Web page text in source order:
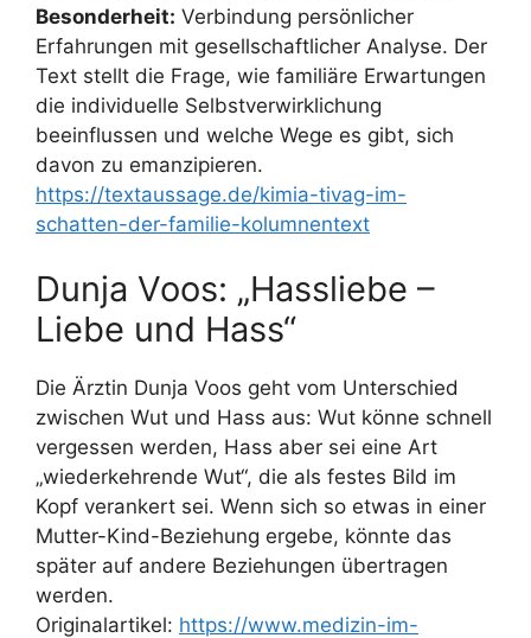
Besonderheit: Verbindung persönlicher
Erfahrungen mit gesellschaftlicher Analyse. Der
Text stellt die Frage, wie familiäre Erwartungen
die individuelle Selbstverwirklichung
beeinflussen und welche Wege es gibt, sich
davon zu emanzipieren.
https://textaussage.de/kimia-tivag-im-
schatten-der-familie-kolumnentext
Dunja Voos: „Hassliebe –
Liebe und Hass“
Die Ärztin Dunja Voos geht vom Unterschied
zwischen Wut und Hass aus: Wut könne schnell
vergessen werden, Hass aber sei eine Art
„wiederkehrende Wut“, die als festes Bild im
Kopf verankert sei. Wenn sich so etwas in einer
Mutter-Kind-Beziehung ergebe, könnte das
später auf andere Beziehungen übertragen
werden.
Originalartikel: https://www.medizin-im-